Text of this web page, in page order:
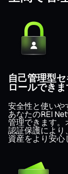
自己管理型
ロールでき
安全性と使いや
あなたのREI
管理できます。
認証保護により
資産をより安心